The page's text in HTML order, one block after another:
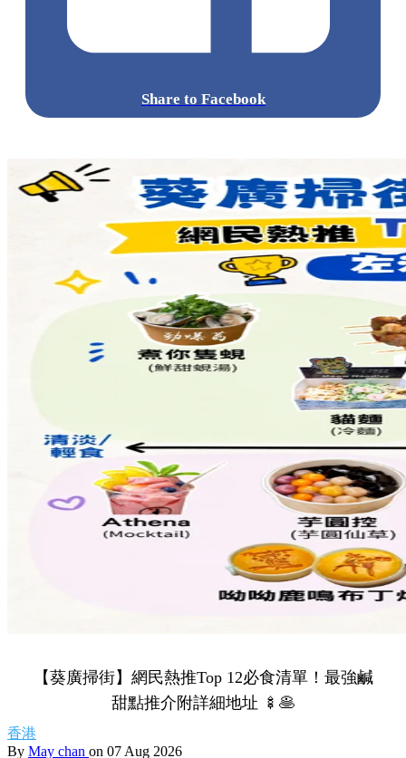
Share to Facebook
【葵廣掃街】網民熱推Top 12必食清單！最強鹹
甜點推介附詳細地址 🍢🥞
香港
By May chan on 07 Aug 2026